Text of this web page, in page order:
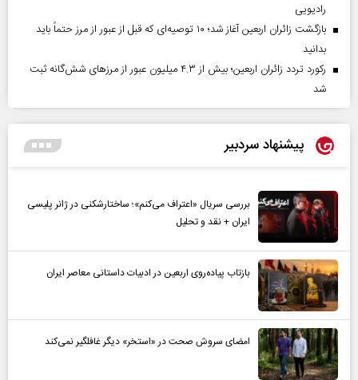
رادیویی
بازگشت زائران اربعین آغاز شد؛ ۱۰ توصیه‌ای که قبل از عبور از مرز حتماً باید
بدانید
رکورد تردد زائران اربعین؛ بیش از ۴.۳ میلیون عبور از مرزهای شش‌گانه ثبت
شد
پیشنهاد سردبیر
بررسی سریال «اعتراف می‌کنم»؛ ساختارشکنی در ژانر پلیسی
ایران + نقد و تحلیل
بازتاب پیاده‌روی اربعین در ادبیات داستانی معاصر ایران
امضای سروش صحت در «استخر» دیگر غافلگیر نمی‌کند